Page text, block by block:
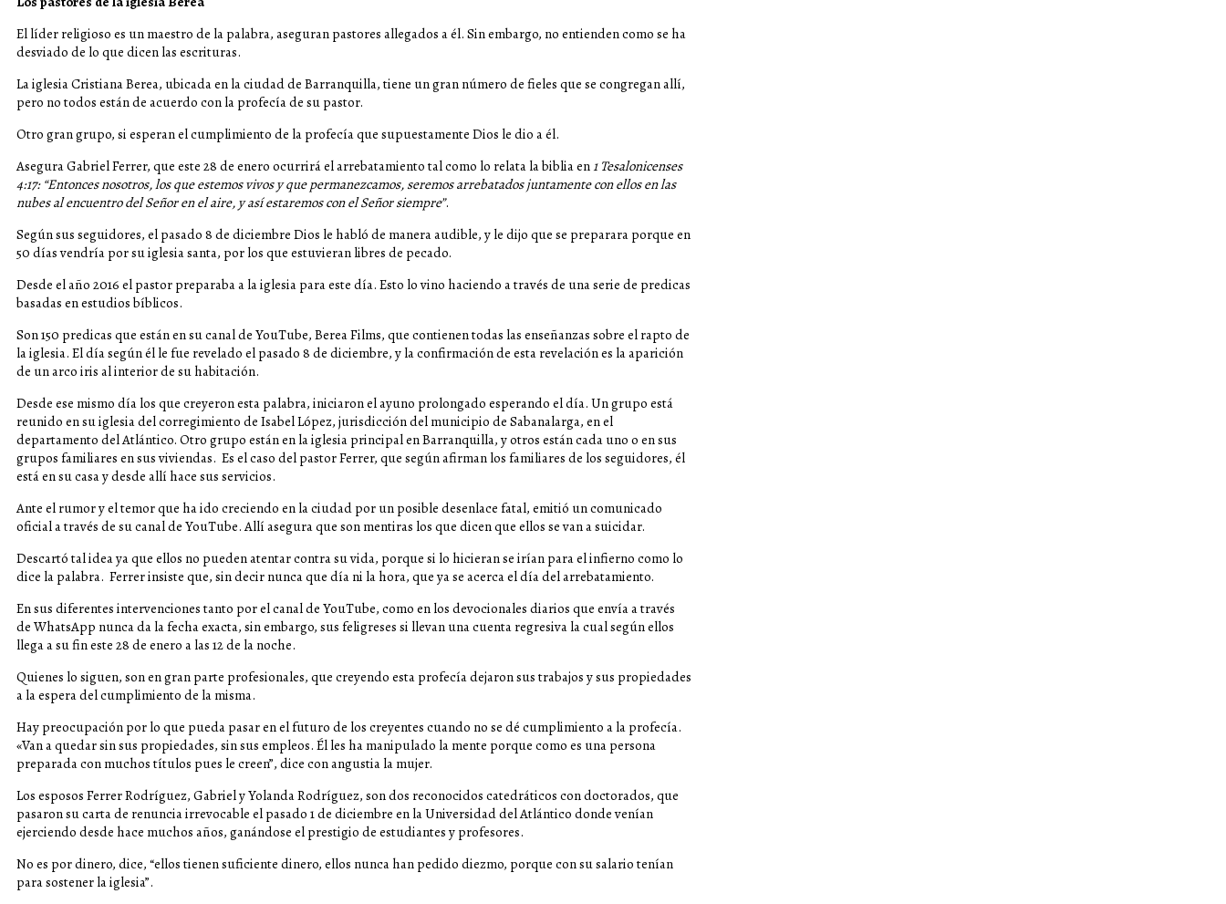
El líder religioso es un maestro de la palabra, aseguran pastores allegados a él. Sin embargo, no entienden como se ha
desviado de lo que dicen las escrituras.
La iglesia Cristiana Berea, ubicada en la ciudad de Barranquilla, tiene un gran número de fieles que se congregan allí,
pero no todos están de acuerdo con la profecía de su pastor.
Otro gran grupo, si esperan el cumplimiento de la profecía que supuestamente Dios le dio a él.
Asegura Gabriel Ferrer, que este 28 de enero ocurrirá el arrebatamiento tal como lo relata la biblia en 1 Tesalonicenses
4:17: “Entonces nosotros, los que estemos vivos y que permanezcamos, seremos arrebatados juntamente con ellos en las
nubes al encuentro del Señor en el aire, y así estaremos con el Señor siempre”.
Según sus seguidores, el pasado 8 de diciembre Dios le habló de manera audible, y le dijo que se preparara porque en
50 días vendría por su iglesia santa, por los que estuvieran libres de pecado.
Desde el año 2016 el pastor preparaba a la iglesia para este día. Esto lo vino haciendo a través de una serie de predicas
basadas en estudios bíblicos.
Son 150 predicas que están en su canal de YouTube, Berea Films, que contienen todas las enseñanzas sobre el rapto de
la iglesia. El día según él le fue revelado el pasado 8 de diciembre, y la confirmación de esta revelación es la aparición
de un arco iris al interior de su habitación.
Desde ese mismo día los que creyeron esta palabra, iniciaron el ayuno prolongado esperando el día. Un grupo está
reunido en su iglesia del corregimiento de Isabel López, jurisdicción del municipio de Sabanalarga, en el
departamento del Atlántico. Otro grupo están en la iglesia principal en Barranquilla, y otros están cada uno o en sus
grupos familiares en sus viviendas. Es el caso del pastor Ferrer, que según afirman los familiares de los seguidores, él
está en su casa y desde allí hace sus servicios.
Ante el rumor y el temor que ha ido creciendo en la ciudad por un posible desenlace fatal, emitió un comunicado
oficial a través de su canal de YouTube. Allí asegura que son mentiras los que dicen que ellos se van a suicidar.
Descartó tal idea ya que ellos no pueden atentar contra su vida, porque si lo hicieran se irían para el infierno como lo
dice la palabra. Ferrer insiste que, sin decir nunca que día ni la hora, que ya se acerca el día del arrebatamiento.
En sus diferentes intervenciones tanto por el canal de YouTube, como en los devocionales diarios que envía a través
de WhatsApp nunca da la fecha exacta, sin embargo, sus feligreses si llevan una cuenta regresiva la cual según ellos
llega a su fin este 28 de enero a las 12 de la noche.
Quienes lo siguen, son en gran parte profesionales, que creyendo esta profecía dejaron sus trabajos y sus propiedades
a la espera del cumplimiento de la misma.
Hay preocupación por lo que pueda pasar en el futuro de los creyentes cuando no se dé cumplimiento a la profecía.
«Van a quedar sin sus propiedades, sin sus empleos. Él les ha manipulado la mente porque como es una persona
preparada con muchos títulos pues le creen”, dice con angustia la mujer.
Los esposos Ferrer Rodríguez, Gabriel y Yolanda Rodríguez, son dos reconocidos catedráticos con doctorados, que
pasaron su carta de renuncia irrevocable el pasado 1 de diciembre en la Universidad del Atlántico donde venían
ejerciendo desde hace muchos años, ganándose el prestigio de estudiantes y profesores.
No es por dinero, dice, “ellos tienen suficiente dinero, ellos nunca han pedido diezmo, porque con su salario tenían
para sostener la iglesia”.